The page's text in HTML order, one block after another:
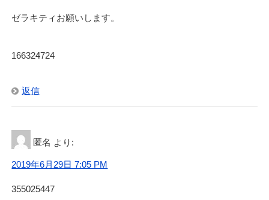
ゼラキティお願いします。
166324724
返信
匿名 より:
2019年6月29日 7:05 PM
355025447